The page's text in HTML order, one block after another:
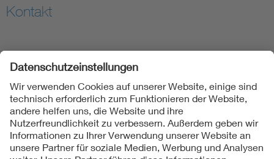
Kontakt
Bei inhaltlichen Fragen wenden Sie sich bitte an die
angegebenen Kontakt-Adressen.
Bei Fragen bzgl. der Anmeldung kontaktieren Sie bitte
unseren VDE Konferenz Service.